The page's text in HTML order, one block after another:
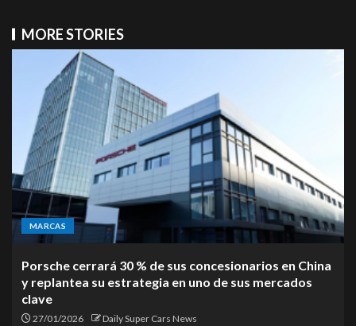
MORE STORIES
MARCAS
Porsche cerrará 30 % de sus concesionarios en China
y replantea su estrategia en uno de sus mercados
clave
27/01/2026 Daily Super Cars News